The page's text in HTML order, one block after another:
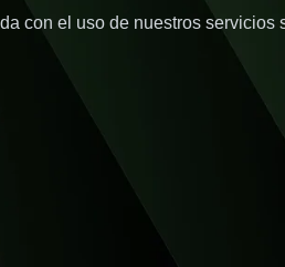
con el uso de nuestros